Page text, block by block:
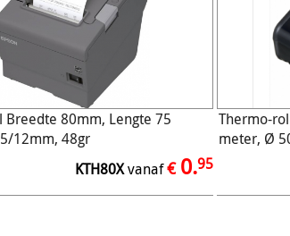
Breedte 80mm, Lengte 75
12mm, 48gr
KTH80Xvanaf€ 0.95
Thermo-
meter, Ø